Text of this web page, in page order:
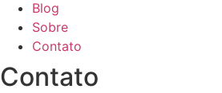
Blog
Sobre
Contato
Contato